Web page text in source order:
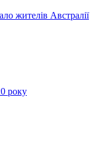
жителів Австралії
року